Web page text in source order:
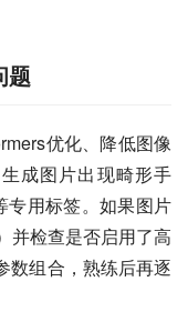
题
优化、降低图像
成图片出现畸形手
专用标签。如果图片
并检查是否启用了高
数组合，熟练后再逐